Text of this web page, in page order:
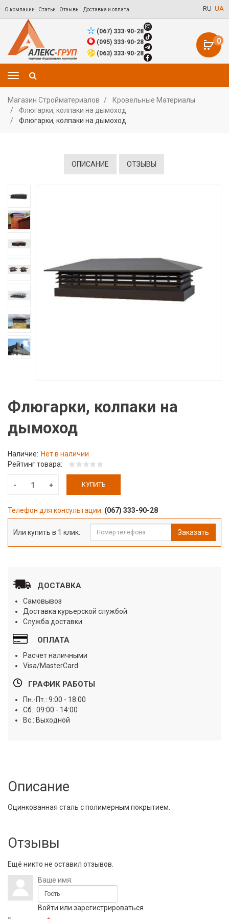
О компании Статьи Отзывы Доставка и оплата RU UA
0
(067) 333-90-28
(095) 333-90-28
(063) 333-90-28
Магазин Стройматериалов
Кровельные Материалы
Флюгарки, колпаки на дымоход
Флюгарки, колпаки на дымоход
ОПИСАНИЕ ОТЗЫВЫ
Флюгарки, колпаки на
дымоход
Наличие: Нет в наличии
Рейтинг товара:
КУПИТЬ
Телефон для консультации: (067) 333-90-28
Или купить в 1 клик: Заказать
ДОСТАВКА
Самовывоз
Доставка курьерской службой
Служба доставки
ОПЛАТА
Расчет наличными
Visa/MasterCard
ГРАФИК РАБОТЫ
Пн.-Пт.: 9:00 - 18:00
Сб.: 09:00 - 14:00
Вс.: Выходной
Описание
Оцинкованная сталь с полимерным покрытием.
Отзывы
Ещё никто не оставил отзывов.
Ваше имя:
Войти или зарегистрироваться